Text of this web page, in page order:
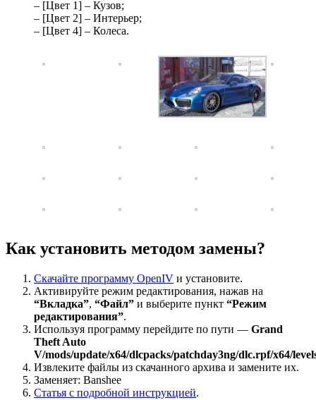
– [Цвет 1] – Кузов;
– [Цвет 2] – Интерьер;
– [Цвет 4] – Колеса.
Как установить методом замены?
Скачайте программу OpenIV и установите.
Активируйте режим редактирования, нажав на
“Вкладка”, “Файл” и выберите пункт “Режим
редактирования”.
Используя программу перейдите по пути — Grand
Theft Auto
V/mods/update/x64/dlcpacks/patchday3ng/dlc.rpf/x64/
Извлеките файлы из скачанного архива и замените их.
Заменяет: Banshee
Статья с подробной инструкцией.